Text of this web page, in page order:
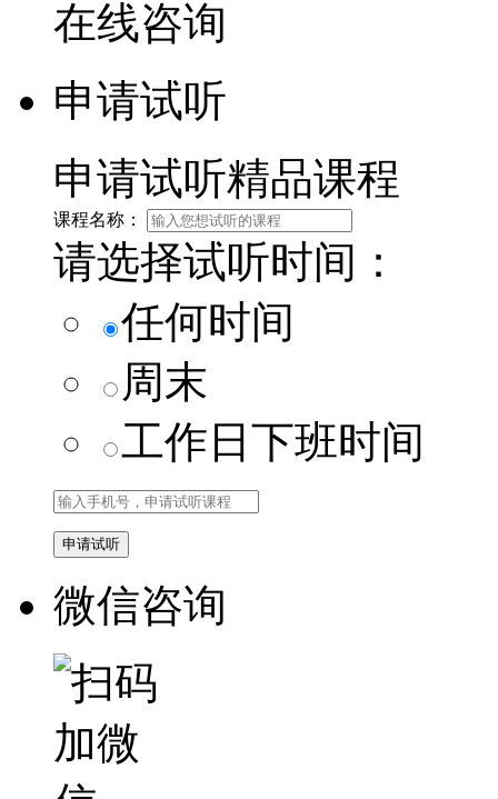
在线咨询
申请试听
申请试听精品课程
课程名称：
请选择试听时间：
任何时间
周末
工作日下班时间
微信咨询